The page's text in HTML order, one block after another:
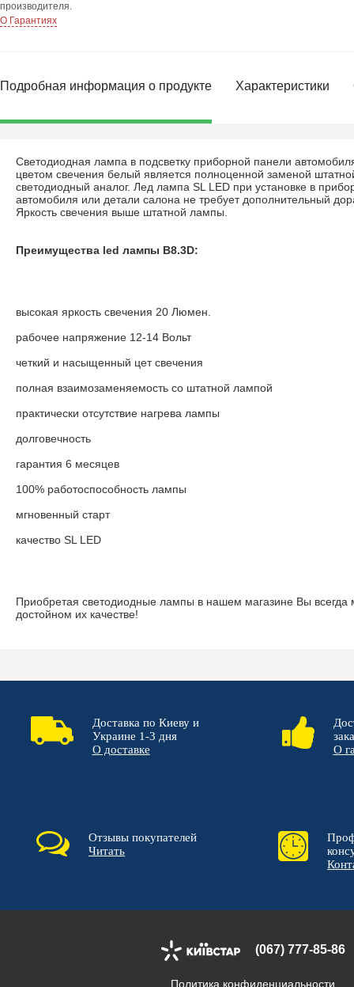
производителя.
О Гарантиях
Подробная информация о продукте Характеристики
Светодиодная лампа в подсветку приборной панели
цветом свечения белый является полноценной заменой
светодиодный аналог. Лед лампа SL LED при установке в
автомобиля или детали салона не требует дополнительный
Яркость свечения выше штатной лампы.
Преимущества led лампы B8.3D:
высокая яркость свечения 20 Люмен.
рабочее напряжение 12-14 Вольт
четкий и насыщенный цет свечения
полная взаимозаменяемость со штатной лампой
практически отсутствие нагрева лампы
долговечность
гарантия 6 месяцев
100% работоспособность лампы
мгновенный старт
качество SL LED
Приобретая светодиодные лампы в нашем магазине Вы всегда
достойном их качестве!
Доставка по Киеву и
Украине 1-3 дня
О доставке
О
Отзывы покупателей
Читать
(067) 777-85-86
Политика конфиденциальности